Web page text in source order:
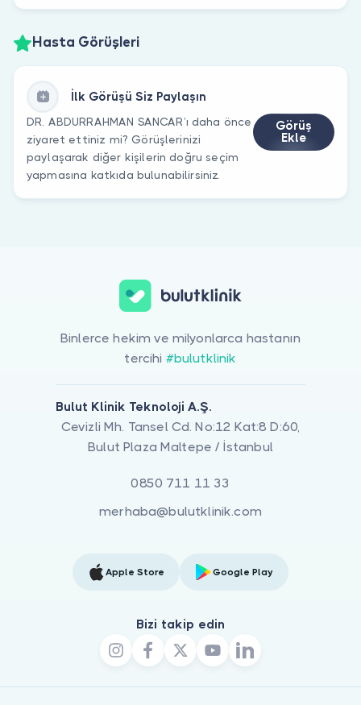
Hasta Görüşleri
İlk Görüşü Siz Paylaşın
DR. ABDURRAHMAN SANCAR’ı daha önce
ziyaret ettiniz mi? Görüşlerinizi
paylaşarak diğer kişilerin doğru seçim
yapmasına katkıda bulunabilirsiniz.
Görüş
Ekle
Binlerce hekim ve milyonlarca hastanın
tercihi #bulutklinik
Bulut Klinik Teknoloji A.Ş.
Cevizli Mh. Tansel Cd. No:12 Kat:8 D:60,
Bulut Plaza Maltepe / İstanbul
0850 711 11 33
merhaba@bulutklinik.com
Apple Store Google Play
Bizi takip edin